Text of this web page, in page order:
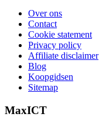
Over ons
Contact
Cookie statement
Privacy policy
Affiliate disclaimer
Blog
Koopgidsen
Sitemap
MaxICT